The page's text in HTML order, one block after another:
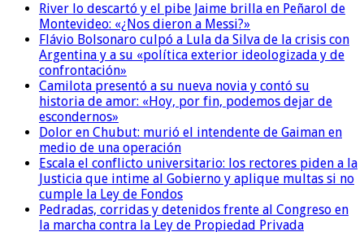
River lo descartó y el pibe Jaime brilla en Peñarol de
Montevideo: «¿Nos dieron a Messi?»
Flávio Bolsonaro culpó a Lula da Silva de la crisis con
Argentina y a su «política exterior ideologizada y de
confrontación»
Camilota presentó a su nueva novia y contó su
historia de amor: «Hoy, por fin, podemos dejar de
escondernos»
Dolor en Chubut: murió el intendente de Gaiman en
medio de una operación
Escala el conflicto universitario: los rectores piden a la
Justicia que intime al Gobierno y aplique multas si no
cumple la Ley de Fondos
Pedradas, corridas y detenidos frente al Congreso en
la marcha contra la Ley de Propiedad Privada